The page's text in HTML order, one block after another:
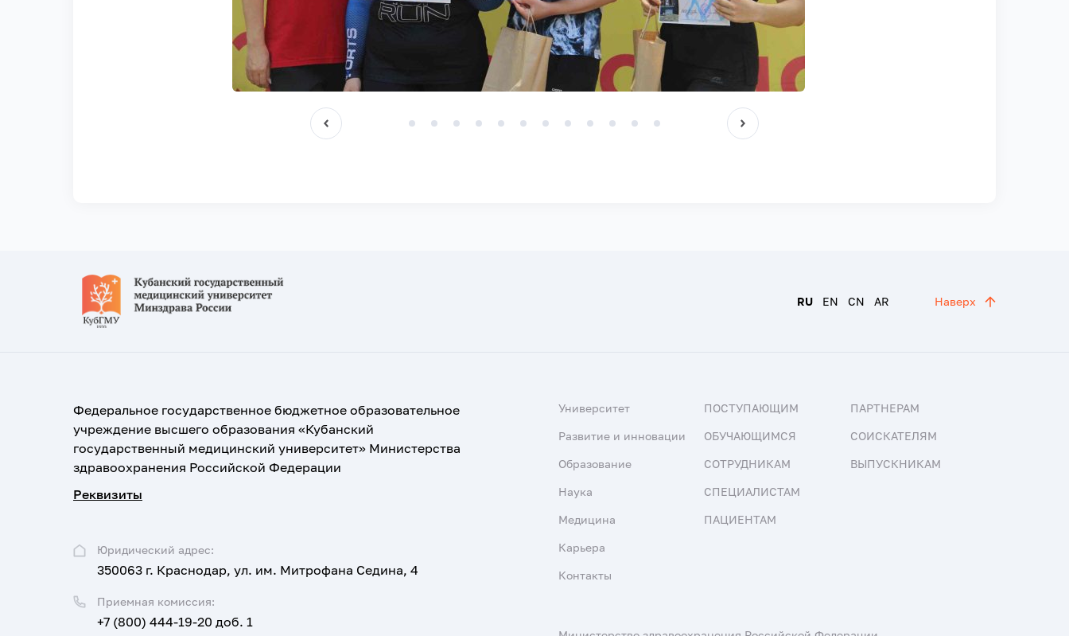
RU EN CN AR Наверх
Федеральное государственное бюджетное образовательное
учреждение высшего образования «Кубанский
государственный медицинский университет» Министерства
здравоохранения Российской Федерации
Реквизиты
Юридический адрес:
350063 г. Краснодар, ул. им. Митрофана Седина, 4
Приемная комиссия:
+7 (800) 444-19-20 доб. 1
Университет
Развитие и инновации
Образование
Наука
Медицина
Карьера
Контакты
ПОСТУПАЮЩИМ
ОБУЧАЮЩИМСЯ
СОТРУДНИКАМ
СПЕЦИАЛИСТАМ
ПАЦИЕНТАМ
ПАРТНЕРАМ
СОИСКАТЕЛЯМ
ВЫПУСКНИКАМ